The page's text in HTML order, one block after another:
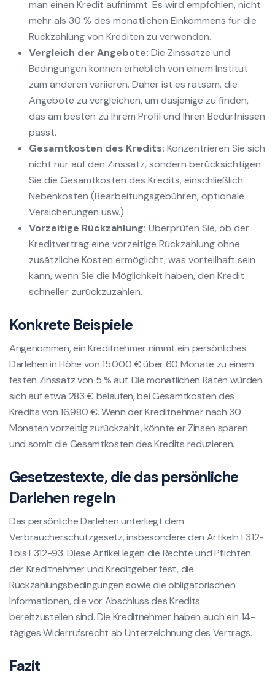
man einen Kredit aufnimmt. Es wird empfohlen, nicht
mehr als 30 % des monatlichen Einkommens für die
Rückzahlung von Krediten zu verwenden.
Vergleich der Angebote: Die Zinssätze und
Bedingungen können erheblich von einem Institut
zum anderen variieren. Daher ist es ratsam, die
Angebote zu vergleichen, um dasjenige zu finden,
das am besten zu Ihrem Profil und Ihren Bedürfnissen
passt.
Gesamtkosten des Kredits: Konzentrieren Sie sich
nicht nur auf den Zinssatz, sondern berücksichtigen
Sie die Gesamtkosten des Kredits, einschließlich
Nebenkosten (Bearbeitungsgebühren, optionale
Versicherungen usw.).
Vorzeitige Rückzahlung: Überprüfen Sie, ob der
Kreditvertrag eine vorzeitige Rückzahlung ohne
zusätzliche Kosten ermöglicht, was vorteilhaft sein
kann, wenn Sie die Möglichkeit haben, den Kredit
schneller zurückzuzahlen.
Konkrete Beispiele
Angenommen, ein Kreditnehmer nimmt ein persönliches
Darlehen in Höhe von 15.000 € über 60 Monate zu einem
festen Zinssatz von 5 % auf. Die monatlichen Raten würden
sich auf etwa 283 € belaufen, bei Gesamtkosten des
Kredits von 16.980 €. Wenn der Kreditnehmer nach 30
Monaten vorzeitig zurückzahlt, könnte er Zinsen sparen
und somit die Gesamtkosten des Kredits reduzieren.
Gesetzestexte, die das persönliche
Darlehen regeln
Das persönliche Darlehen unterliegt dem
Verbraucherschutzgesetz, insbesondere den Artikeln L312-
1 bis L312-93. Diese Artikel legen die Rechte und Pflichten
der Kreditnehmer und Kreditgeber fest, die
Rückzahlungsbedingungen sowie die obligatorischen
Informationen, die vor Abschluss des Kredits
bereitzustellen sind. Die Kreditnehmer haben auch ein 14-
tägiges Widerrufsrecht ab Unterzeichnung des Vertrags.
Fazit